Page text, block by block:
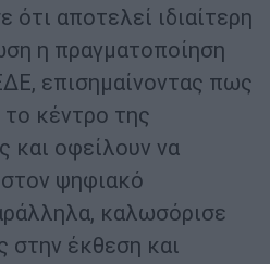
ότι αποτελεί ιδιαίτερη
η πραγματοποίηση
επισημαίνοντας πως
κέντρο της
και οφείλουν να
ψηφιακό
καλωσόρισε
στην έκθεση και